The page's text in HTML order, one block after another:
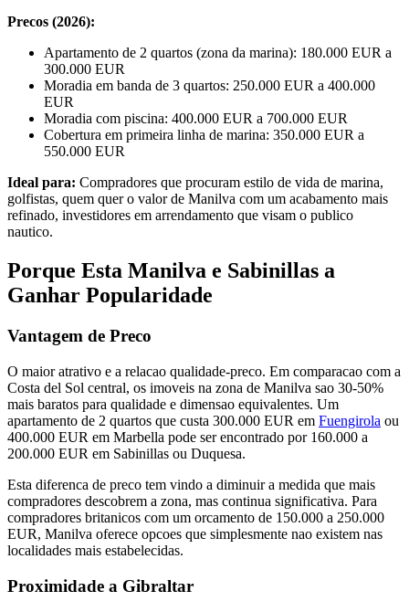
Precos (2026):
Apartamento de 2 quartos (zona da marina): 180.000 EUR a
300.000 EUR
Moradia em banda de 3 quartos: 250.000 EUR a 400.000
EUR
Moradia com piscina: 400.000 EUR a 700.000 EUR
Cobertura em primeira linha de marina: 350.000 EUR a
550.000 EUR
Ideal para: Compradores que procuram estilo de vida de marina,
golfistas, quem quer o valor de Manilva com um acabamento mais
refinado, investidores em arrendamento que visam o publico
nautico.
Porque Esta Manilva e Sabinillas a
Ganhar Popularidade
Vantagem de Preco
O maior atrativo e a relacao qualidade-preco. Em comparacao com a
Costa del Sol central, os imoveis na zona de Manilva sao 30-50%
mais baratos para qualidade e dimensao equivalentes. Um
apartamento de 2 quartos que custa 300.000 EUR em Fuengirola ou
400.000 EUR em Marbella pode ser encontrado por 160.000 a
200.000 EUR em Sabinillas ou Duquesa.
Esta diferenca de preco tem vindo a diminuir a medida que mais
compradores descobrem a zona, mas continua significativa. Para
compradores britanicos com um orcamento de 150.000 a 250.000
EUR, Manilva oferece opcoes que simplesmente nao existem nas
localidades mais estabelecidas.
Proximidade a Gibraltar